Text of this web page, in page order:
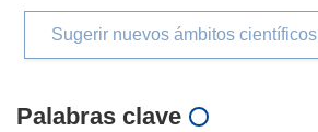
Sugerir nuevos ámbitos científicos
Palabras clave